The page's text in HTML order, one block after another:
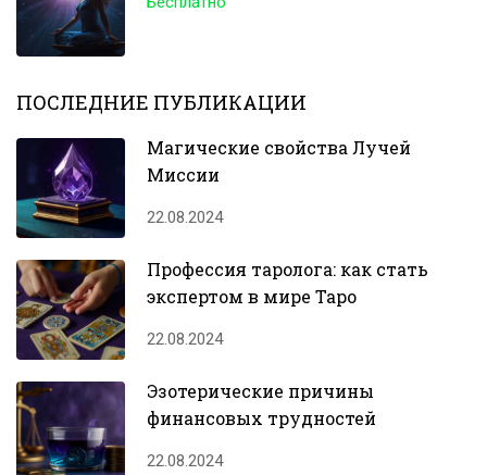
ПОСЛЕДНИЕ ПУБЛИКАЦИИ
Магические свойства Лучей
Миссии
22.08.2024
Профессия таролога: как стать
экспертом в мире Таро
22.08.2024
Эзотерические причины
финансовых трудностей
22.08.2024